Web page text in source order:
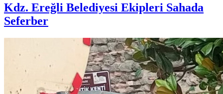
Kdz. Ereğli Belediyesi Ekipleri Sahada
Seferber